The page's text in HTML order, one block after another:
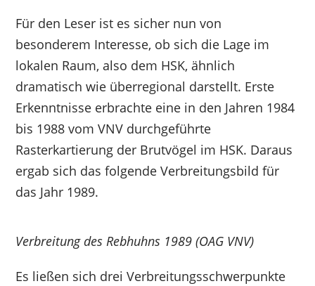
Für den Leser ist es sicher nun von
besonderem Interesse, ob sich die Lage im
lokalen Raum, also dem HSK, ähnlich
dramatisch wie überregional darstellt. Erste
Erkenntnisse erbrachte eine in den Jahren 1984
bis 1988 vom VNV durchgeführte
Rasterkartierung der Brutvögel im HSK. Daraus
ergab sich das folgende Verbreitungsbild für
das Jahr 1989.
Verbreitung des Rebhuhns 1989 (OAG VNV)
Es ließen sich drei Verbreitungsschwerpunkte